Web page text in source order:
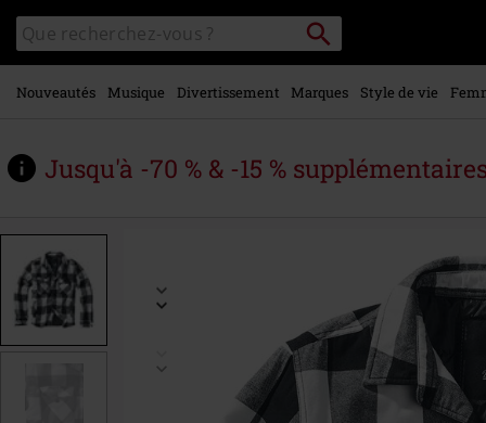
contenu
principal
Rechercher
sur
le
catalogue
Rechercher
Nouveautés Musique Divertissement Marques Style de vie
Jusqu'à -70 % & -15 %
www.large.be/fr/p/veste-
378529.html